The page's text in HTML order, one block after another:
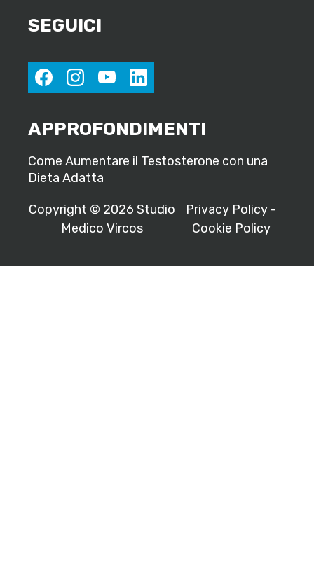
SEGUICI
facebookinstagramyoutubelinkedin
APPROFONDIMENTI
Come Aumentare il Testosterone con una
Dieta Adatta
Copyright © 2026 Studio
Medico Vircos
Privacy Policy -
Cookie Policy